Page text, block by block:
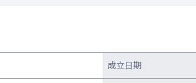
成立日期